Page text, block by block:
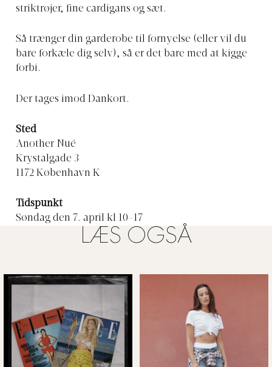
striktrøjer, fine cardigans og sæt.
Så trænger din garderobe til fornyelse (eller vil du
bare forkæle dig selv), så er det bare med at kigge
forbi.
Der tages imod Dankort.
Sted
Another Nué
Krystalgade 3
1172 København K
Tidspunkt
Søndag den 7. april kl 10-17
LÆS OGSÅ